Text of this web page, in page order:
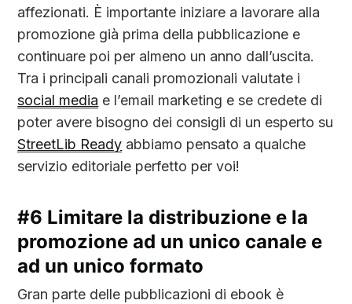
affezionati. È importante iniziare a lavorare alla
promozione già prima della pubblicazione e
continuare poi per almeno un anno dall’uscita.
Tra i principali canali promozionali valutate i
social media e l’email marketing e se credete di
poter avere bisogno dei consigli di un esperto su
StreetLib Ready abbiamo pensato a qualche
servizio editoriale perfetto per voi!
#6 Limitare la distribuzione e la
promozione ad un unico canale e
ad un unico formato
Gran parte delle pubblicazioni di ebook è